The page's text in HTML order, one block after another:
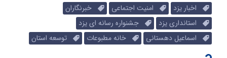
اخبار یزد امنیت اجتماعی
خبرنگاران
استانداری یزد
جشنواره رسانه ای یزد
اسماعیل دهستانی
خانه مطبوعات توسعه استان